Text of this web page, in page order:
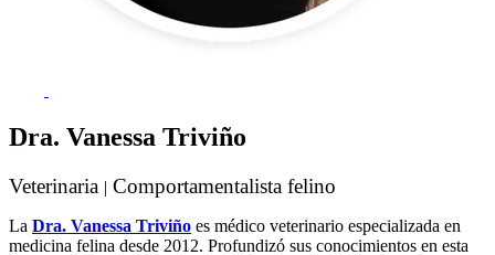
Dra. Vanessa Triviño
Veterinaria | Comportamentalista felino
La Dra. Vanessa Triviño es médico veterinario especializada en
medicina felina desde 2012. Profundizó sus conocimientos en esta